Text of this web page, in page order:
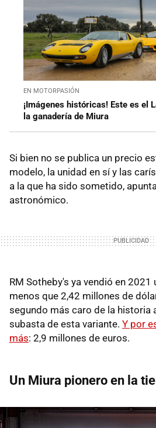
EN MOTORPASIÓN
¡Imágenes históricas! Este es el
la ganadería de Miura
Si bien no se publica un precio
modelo, la unidad en sí y las
a la que ha sido sometido,
astronómico.
RM Sotheby's ya vendió en 2021
menos que 2,42 millones de
segundo más caro de la historia
subasta de esta variante. Y por
más: 2,9 millones de euros.
Un Miura pionero en la